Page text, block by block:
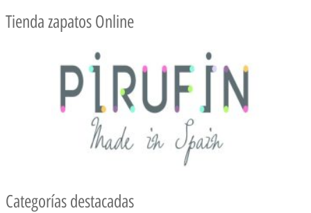
Tienda zapatos Online
Categorías destacadas